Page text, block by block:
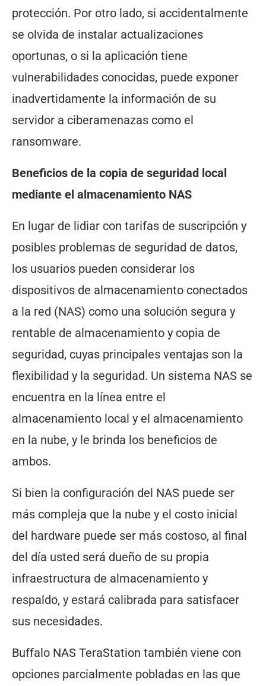
protección. Por otro lado, si accidentalmente
se olvida de instalar actualizaciones
oportunas, o si la aplicación tiene
vulnerabilidades conocidas, puede exponer
inadvertidamente la información de su
servidor a ciberamenazas como el
ransomware.
Beneficios de la copia de seguridad local
mediante el almacenamiento NAS
En lugar de lidiar con tarifas de suscripción y
posibles problemas de seguridad de datos,
los usuarios pueden considerar los
dispositivos de almacenamiento conectados
a la red (NAS) como una solución segura y
rentable de almacenamiento y copia de
seguridad, cuyas principales ventajas son la
flexibilidad y la seguridad. Un sistema NAS se
encuentra en la línea entre el
almacenamiento local y el almacenamiento
en la nube, y le brinda los beneficios de
ambos.
Si bien la configuración del NAS puede ser
más compleja que la nube y el costo inicial
del hardware puede ser más costoso, al final
del día usted será dueño de su propia
infraestructura de almacenamiento y
respaldo, y estará calibrada para satisfacer
sus necesidades.
Buffalo NAS TeraStation también viene con
opciones parcialmente pobladas en las que